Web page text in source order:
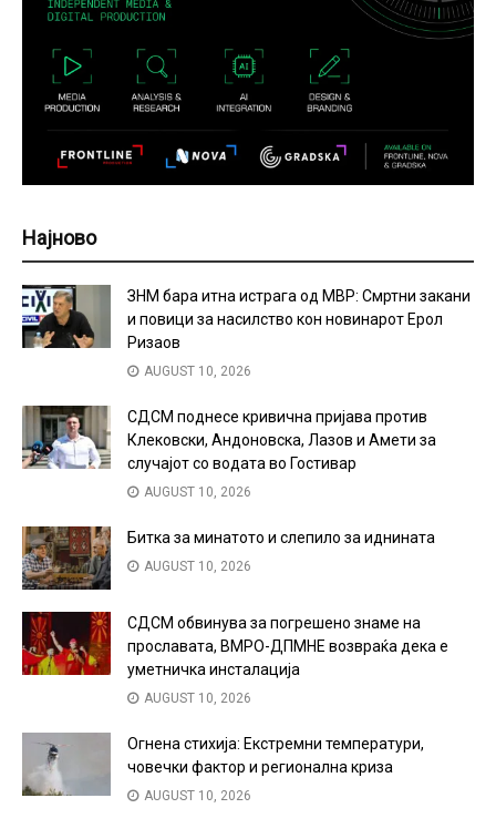
Најново
ЗНМ бара итна истрага од МВР: Смртни закани
и повици за насилство кон новинарот Ерол
Ризаов
AUGUST 10, 2026
СДСМ поднесе кривична пријава против
Клековски, Андоновска, Лазов и Амети за
случајот со водата во Гостивар
AUGUST 10, 2026
Битка за минатото и слепило за иднината
AUGUST 10, 2026
СДСМ обвинува за погрешено знаме на
прославата, ВМРО-ДПМНЕ возвраќа дека е
уметничка инсталација
AUGUST 10, 2026
Огнена стихија: Екстремни температури,
човечки фактор и регионална криза
AUGUST 10, 2026